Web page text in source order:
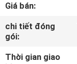
VỀ
CHÚNG
TÔI
Giá bán:
chi tiết đóng
gói:
Thời gian giao